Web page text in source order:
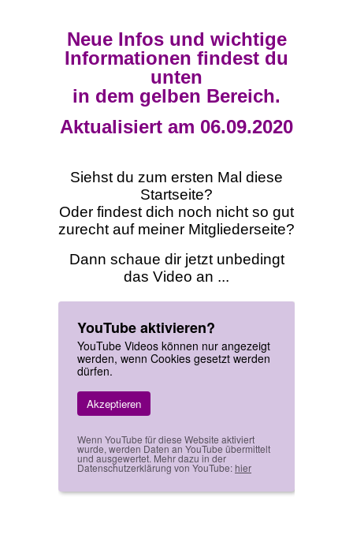
Neue Infos und wichtige
Informationen findest du
unten
in dem gelben Bereich.
Aktualisiert am 06.09.2020
Siehst du zum ersten Mal diese
Startseite?
Oder findest dich noch nicht so gut
zurecht auf meiner Mitgliederseite?
Dann schaue dir jetzt unbedingt
das Video an ...
YouTube aktivieren?
YouTube Videos können nur angezeigt
werden, wenn Cookies gesetzt werden
dürfen.
Akzeptieren
Wenn YouTube für diese Website aktiviert
wurde, werden Daten an YouTube übermittelt
und ausgewertet. Mehr dazu in der
Datenschutzerklärung von YouTube: hier